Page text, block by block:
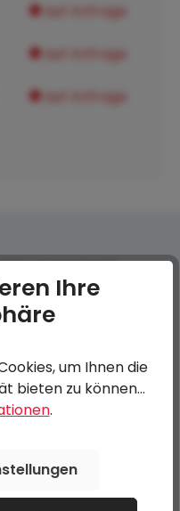
auf Anfrage
auf Anfrage
auf Anfrage
von 0 von 5 Sternen
Ihre
um Ihnen die
bieten zu können...
.